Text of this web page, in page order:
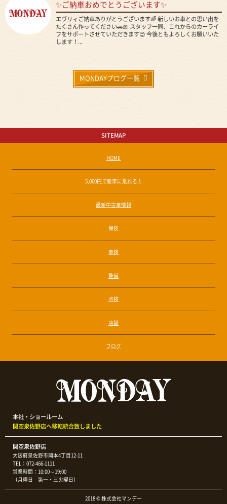
✨ご納車おめでとうございます✨
エヴリィご納車ありがとうございます🌈 新しいお車との思い出を
たくさん作ってください🚗🎀 スタッフ一同、これからのカーライ
フをサポートさせていただきます😊 今後ともよろしくお願いいた
します！...
MONDAYブログ一覧
SITEMAP
HOME
5,000円で新車に乗れる！
最新中古車情報
保険
車検
整備
点検
店舗
ブログ
本社・ショールーム
関空泉佐野店へ移転統合致しました
関空泉佐野店
大阪府泉佐野市岡本4丁目12-11
TEL：072-466-1111
営業時間：10:00～19:00
（月曜日 第一・三火曜日）
2018 © 株式会社マンデー